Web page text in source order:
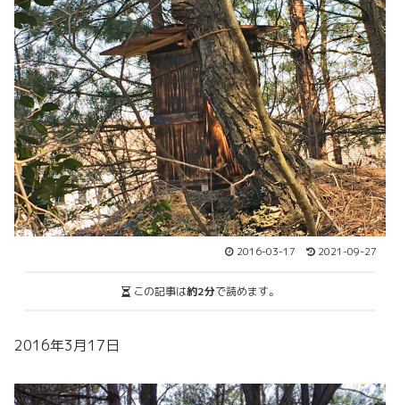
2016-03-17 2021-09-27
この記事は約2分で読めます。
2016年3月17日